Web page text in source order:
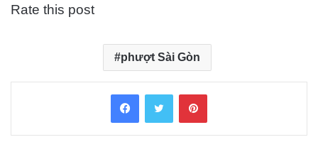
Rate this post
phượt Sài Gòn
FacebookTwitter Pinterest